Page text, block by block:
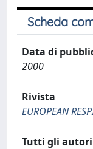
Scheda
Data di
2000
Rivista
EUROPEAN
Tutti gli autori